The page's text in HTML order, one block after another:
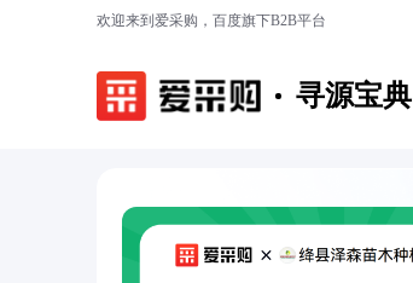
欢迎来到爱采购，百度旗下B2B平台
寻源宝典